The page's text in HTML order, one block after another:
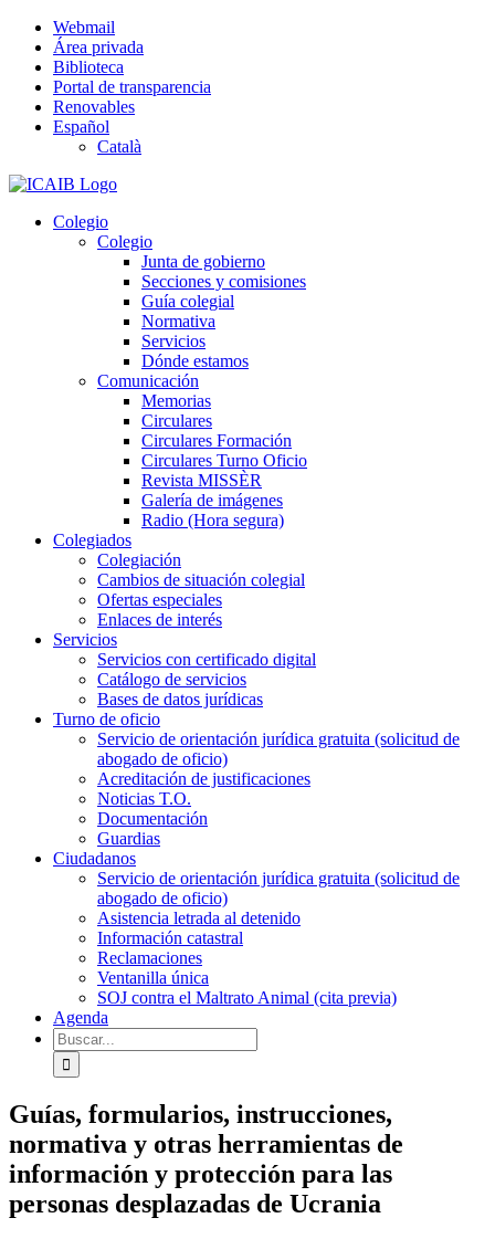
Saltar
contenido
Webmail
Área privada
Biblioteca
Portal de transparencia
Renovables
Español
Català
Colegio
Colegio
Junta de gobierno
Secciones y comisiones
Guía colegial
Normativa
Servicios
Dónde estamos
Comunicación
Memorias
Circulares
Circulares Formación
Circulares Turno Oficio
Revista MISSÈR
Galería de imágenes
Radio (Hora segura)
Colegiados
Colegiación
Cambios de situación colegial
Ofertas especiales
Enlaces de interés
Servicios
Servicios con certificado digital
Catálogo de servicios
Bases de datos jurídicas
Turno de oficio
Servicio de orientación jurídica gratuita (solicitud de
abogado de oficio)
Acreditación de justificaciones
Noticias T.O.
Documentación
Guardias
Ciudadanos
Servicio de orientación jurídica gratuita (solicitud de
abogado de oficio)
Asistencia letrada al detenido
Información catastral
Reclamaciones
Ventanilla única
SOJ contra el Maltrato Animal (cita previa)
Agenda
Buscar:
Guías, formularios, instrucciones,
normativa y otras herramientas de
información y protección para las
personas desplazadas de Ucrania